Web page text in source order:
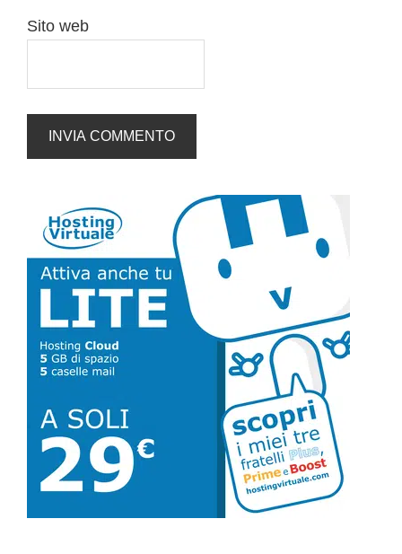
Sito web
Barra
laterale
primaria